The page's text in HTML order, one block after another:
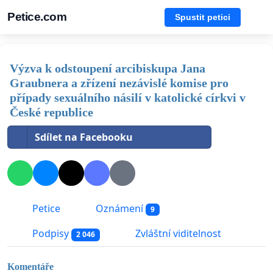
Petice.com Spustit petici
Výzva k odstoupení arcibiskupa Jana
Graubnera a zřízení nezávislé komise pro
případy sexuálního násilí v katolické církvi v
České republice
Sdílet na Facebooku
Petice Oznámení 9
Podpisy 2 046 Zvláštní viditelnost
Komentáře